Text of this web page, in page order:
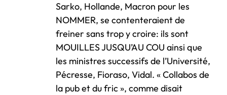
Sarko, Hollande, Macron pour les
NOMMER, se contenteraient de
freiner sans trop y croire: ils sont
MOUILLES JUSQU’AU COU ainsi que
les ministres successifs de l’Université,
Pécresse, Fioraso, Vidal. « Collabos de
la pub et du fric », comme disait